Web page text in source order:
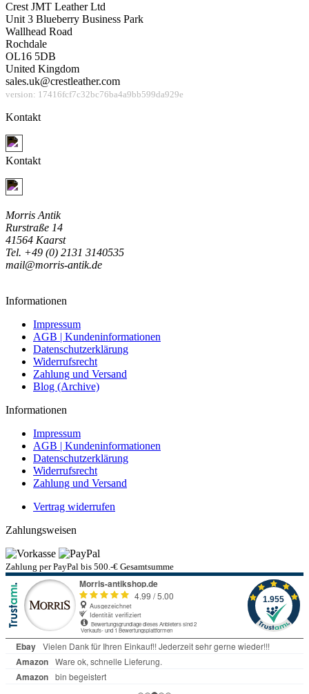
Crest JMT Leather Ltd
Unit 3 Blueberry Business Park
Wallhead Road
Rochdale
OL16 5DB
United Kingdom
sales.uk@crestleather.com
version: 17416fcf7c32bc76ba4a9bb599da929e
Kontakt
Kontakt
Morris Antik
Rurstraße 14
41564 Kaarst
Tel. +49 (0) 2131 3140535
mail@morris-antik.de
Informationen
Impressum
AGB | Kundeninformationen
Datenschutzerklärung
Widerrufsrecht
Zahlung und Versand
Blog (Archive)
Informationen
Impressum
AGB | Kundeninformationen
Datenschutzerklärung
Widerrufsrecht
Zahlung und Versand
Vertrag widerrufen
Zahlungsweisen
Zahlung per PayPal bis 500.-€ Gesamtsumme